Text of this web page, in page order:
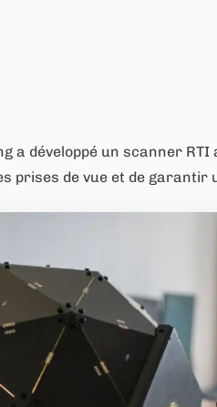
a développé un scanner
prises de vue et de